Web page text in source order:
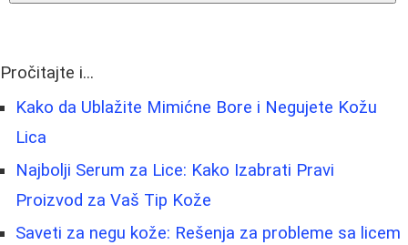
Pročitajte i...
Kako da Ublažite Mimićne Bore i Negujete Kožu
Lica
Najbolji Serum za Lice: Kako Izabrati Pravi
Proizvod za Vaš Tip Kože
Saveti za negu kože: Rešenja za probleme sa licem